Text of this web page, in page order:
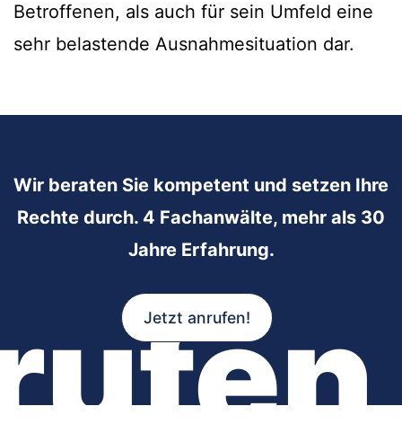
Betroffenen, als auch für sein Umfeld eine
sehr belastende Ausnahmesituation dar.
Wir beraten Sie kompetent und setzen Ihre
Rechte durch. 4 Fachanwälte, mehr als 30
Jahre Erfahrung.
Jetzt anrufen!